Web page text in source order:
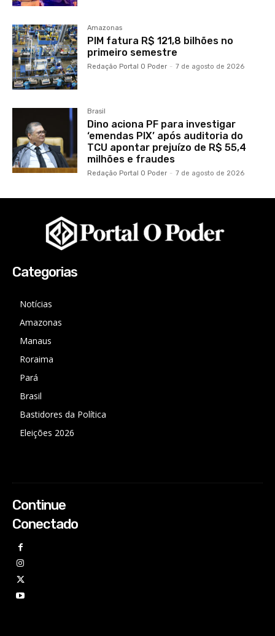
Amazonas
PIM fatura R$ 121,8 bilhões no
primeiro semestre
Redação Portal O Poder - 7 de agosto de 2026
Brasil
Dino aciona PF para investigar
‘emendas PIX’ após auditoria do
TCU apontar prejuízo de R$ 55,4
milhões e fraudes
Redação Portal O Poder - 7 de agosto de 2026
Categorias
Notícias
Amazonas
Manaus
Roraima
Pará
Brasil
Bastidores da Política
Eleições 2026
Continue
Conectado